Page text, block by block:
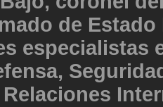
de Estado
especialistas